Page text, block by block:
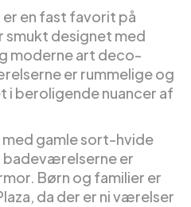
en fast favorit på
smukt designet med
moderne art deco-
er rummelige og
beroligende nuancer af
gamle sort-hvide
badeværelserne er
Børn og familier er
da der er ni værelser